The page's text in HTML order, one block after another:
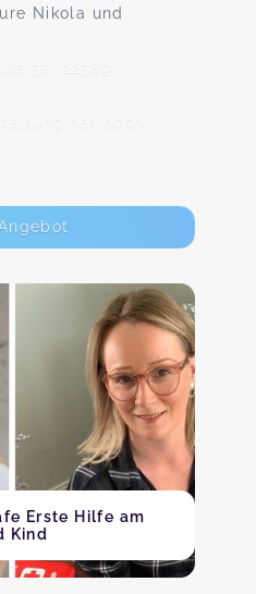
Nikola und
5a, 22589
hat noch
Erste Hilfe am
Kind